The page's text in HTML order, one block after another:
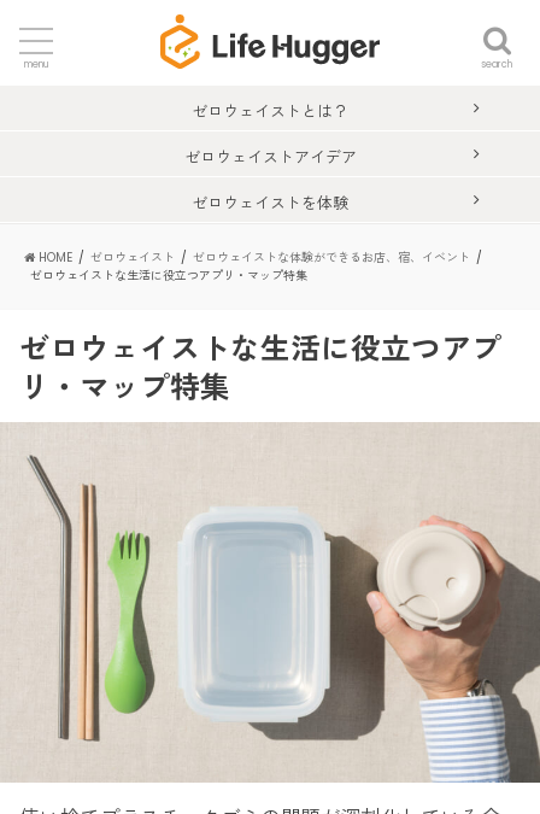
search
menu
ゼロウェイストとは？
ゼロウェイストアイデア
ゼロウェイストを体験
HOME ゼロウェイスト
ゼロウェイストな体験ができるお店、宿、イベント
ゼロウェイストな生活に役立つアプリ・マップ特集
ゼロウェイストな生活に役立つアプ
リ・マップ特集